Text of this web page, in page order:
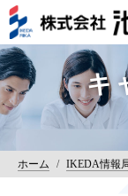
キ
ホーム / IKEDA情報